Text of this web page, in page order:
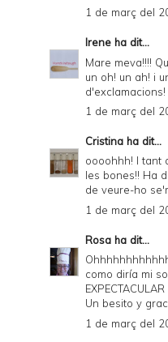
1 de març del
Irene ha dit...
Mare meva!!!!
un oh! un ah! i
d'exclamacions!
1 de març del
Cristina ha dit...
oooohhh! I tant
les bones!! Ha
de veure-ho
1 de març del
Rosa ha dit...
como diría mi
Un besito y
1 de març del